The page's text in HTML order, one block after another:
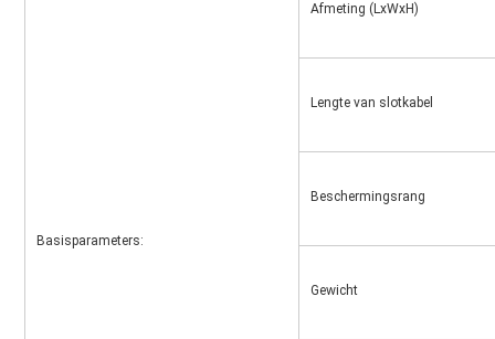
Basisparameters:
Afmeting (LxWxH)
Lengte van slotkabel
Beschermingsrang
Gewicht